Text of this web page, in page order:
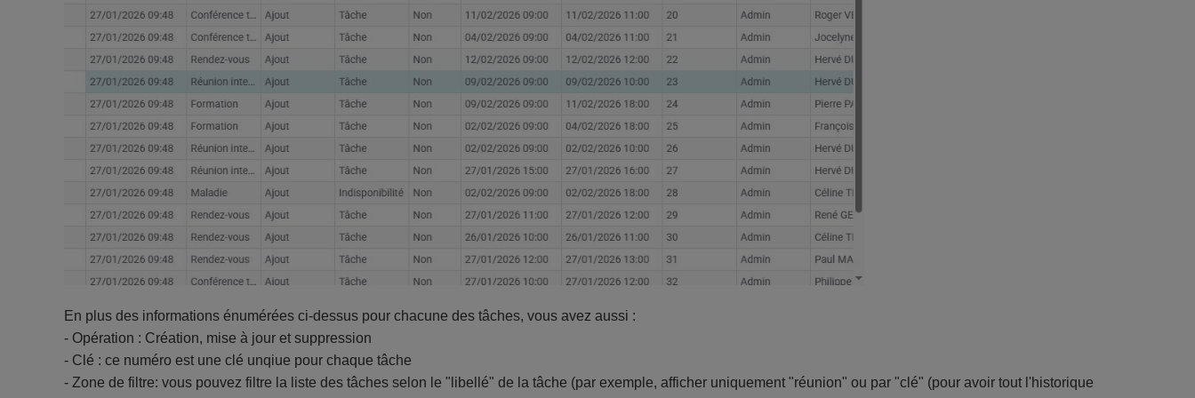
En plus des informations énumérées ci-dessus pour chacune des tâches, vous avez aussi :
- Opération : Création, mise à jour et suppression
- Clé : ce numéro est une clé unqiue pour chaque tâche
- Zone de filtre: vous pouvez filtre la liste des tâches selon le "libellé" de la tâche (par exemple, afficher uniquement "réunion" ou par "clé" (pour avoir tout l'historique